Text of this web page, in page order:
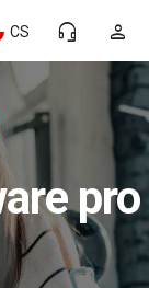
person
headset_mic
CS